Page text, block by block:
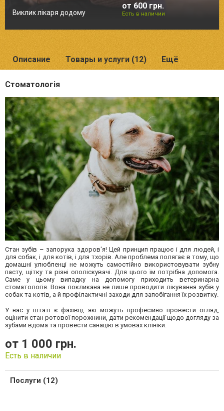
Виклик лікаря додому
от 600 грн.
Есть в наличии
Описание Товары и услуги (12) Ещё
Стоматологія
Стан зубів – запорука здоров'я! Цей принцип працює і для людей, і
для собак, і для котів, і для тхорів. Але проблема полягає в тому, що
домашні улюбленці не можуть самостійно використовувати зубну
пасту, щітку та різні ополіскувачі. Для цього їм потрібна допомога.
Саме у цьому випадку на допомогу приходить ветеринарна
стоматологія. Вона покликана не лише проводити лікування зубів у
собак та котів, а й профілактичні заходи для запобігання їх розвитку.
У нас у штаті є фахівці, які можуть професійно провести огляд,
оцінити стан ротової порожнини, дати рекомендації щодо догляду за
зубами вдома та провести санацію в умовах клініки.
от 1 000 грн.
Есть в наличии
Послуги (12)